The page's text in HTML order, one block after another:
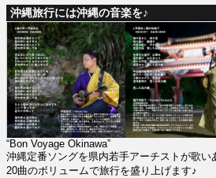
沖縄旅行には沖縄の音楽を♪
“Bon Voyage Okinawa”
沖縄定番ソングを県内若手アーチストが歌い
20曲のボリュームで旅行を盛り上げます♪